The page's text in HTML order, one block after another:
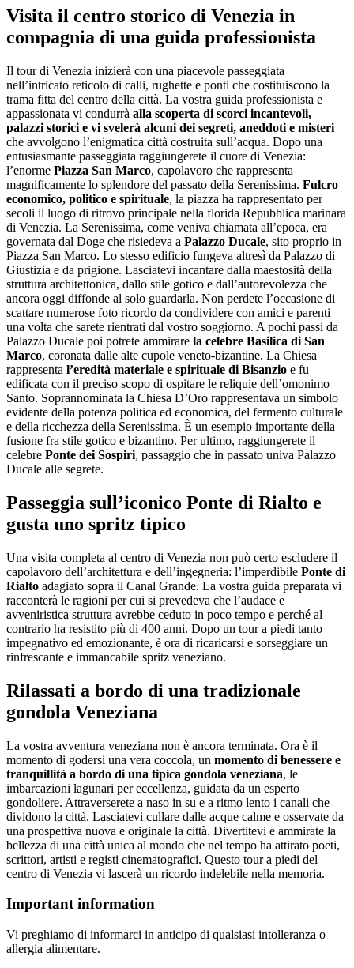
Visita il centro storico di Venezia in
compagnia di una guida professionista
Il tour di Venezia inizierà con una piacevole passeggiata
nell’intricato reticolo di calli, rughette e ponti che costituiscono la
trama fitta del centro della città. La vostra guida professionista e
appassionata vi condurrà alla scoperta di scorci incantevoli,
palazzi storici e vi svelerà alcuni dei segreti, aneddoti e misteri
che avvolgono l’enigmatica città costruita sull’acqua. Dopo una
entusiasmante passeggiata raggiungerete il cuore di Venezia:
l’enorme Piazza San Marco, capolavoro che rappresenta
magnificamente lo splendore del passato della Serenissima. Fulcro
economico, politico e spirituale, la piazza ha rappresentato per
secoli il luogo di ritrovo principale nella florida Repubblica marinara
di Venezia. La Serenissima, come veniva chiamata all’epoca, era
governata dal Doge che risiedeva a Palazzo Ducale, sito proprio in
Piazza San Marco. Lo stesso edificio fungeva altresì da Palazzo di
Giustizia e da prigione. Lasciatevi incantare dalla maestosità della
struttura architettonica, dallo stile gotico e dall’autorevolezza che
ancora oggi diffonde al solo guardarla. Non perdete l’occasione di
scattare numerose foto ricordo da condividere con amici e parenti
una volta che sarete rientrati dal vostro soggiorno. A pochi passi da
Palazzo Ducale poi potrete ammirare la celebre Basilica di San
Marco, coronata dalle alte cupole veneto-bizantine. La Chiesa
rappresenta l’eredità materiale e spirituale di Bisanzio e fu
edificata con il preciso scopo di ospitare le reliquie dell’omonimo
Santo. Soprannominata la Chiesa D’Oro rappresentava un simbolo
evidente della potenza politica ed economica, del fermento culturale
e della ricchezza della Serenissima. È un esempio importante della
fusione fra stile gotico e bizantino. Per ultimo, raggiungerete il
celebre Ponte dei Sospiri, passaggio che in passato univa Palazzo
Ducale alle segrete.
Passeggia sull’iconico Ponte di Rialto e
gusta uno spritz tipico
Una visita completa al centro di Venezia non può certo escludere il
capolavoro dell’architettura e dell’ingegneria: l’imperdibile Ponte di
Rialto adagiato sopra il Canal Grande. La vostra guida preparata vi
racconterà le ragioni per cui si prevedeva che l’audace e
avveniristica struttura avrebbe ceduto in poco tempo e perché al
contrario ha resistito più di 400 anni. Dopo un tour a piedi tanto
impegnativo ed emozionante, è ora di ricaricarsi e sorseggiare un
rinfrescante e immancabile spritz veneziano.
Rilassati a bordo di una tradizionale
gondola Veneziana
La vostra avventura veneziana non è ancora terminata. Ora è il
momento di godersi una vera coccola, un momento di benessere e
tranquillità a bordo di una tipica gondola veneziana, le
imbarcazioni lagunari per eccellenza, guidata da un esperto
gondoliere. Attraverserete a naso in su e a ritmo lento i canali che
dividono la città. Lasciatevi cullare dalle acque calme e osservate da
una prospettiva nuova e originale la città. Divertitevi e ammirate la
bellezza di una città unica al mondo che nel tempo ha attirato poeti,
scrittori, artisti e registi cinematografici. Questo tour a piedi del
centro di Venezia vi lascerà un ricordo indelebile nella memoria.
Important information
Vi preghiamo di informarci in anticipo di qualsiasi intolleranza o
allergia alimentare.